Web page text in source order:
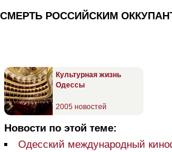
СМЕРТЬ РОССИЙСКИМ
Культурная жизнь
Одессы
2005 новостей
Новости по этой теме:
Одесский международный